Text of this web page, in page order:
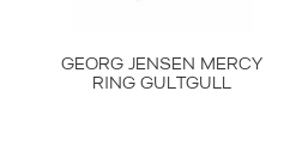
GEORG JENSEN MERCY
RING GULTGULL